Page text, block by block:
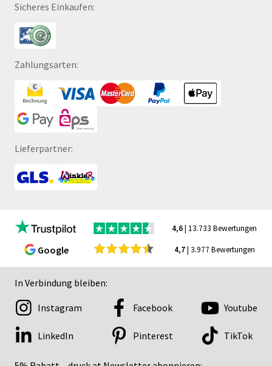
Sicheres Einkaufen:
Zahlungsarten:
Lieferpartner:
4,6| 13.733 Bewertungen
Google 4,7| 3.977 Bewertungen
In Verbindung bleiben:
Instagram Facebook Youtube
LinkedIn Pinterest TikTok